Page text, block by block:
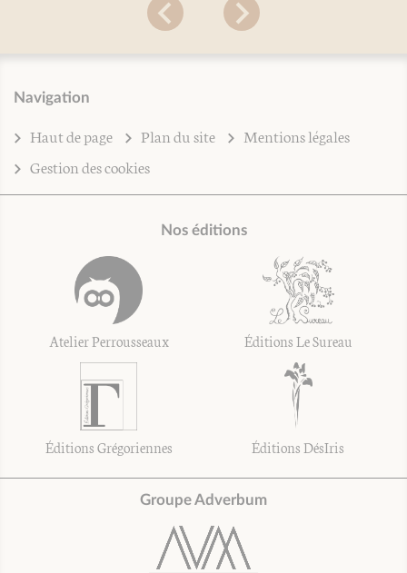
Navigation
Haut de page Plan du site
Mentions légales
Gestion des cookies
Nos éditions
Atelier Perrousseaux Éditions Le Sureau
Éditions Grégoriennes Éditions DésIris
Groupe Adverbum